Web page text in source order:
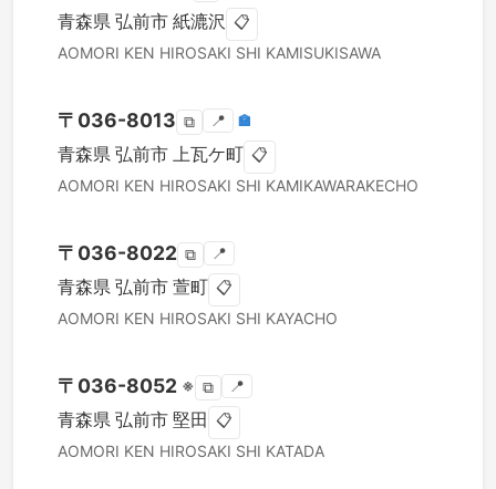
青森県 弘前市 紙漉沢 📋
AOMORI KEN HIROSAKI SHI KAMISUKISAWA
〒 036-8013 ⧉ 📍 🏣
青森県 弘前市 上瓦ケ町 📋
AOMORI KEN HIROSAKI SHI KAMIKAWARAKECHO
〒 036-8022 ⧉ 📍
青森県 弘前市 萱町 📋
AOMORI KEN HIROSAKI SHI KAYACHO
〒 036-8052 ※ ⧉ 📍
青森県 弘前市 堅田 📋
AOMORI KEN HIROSAKI SHI KATADA